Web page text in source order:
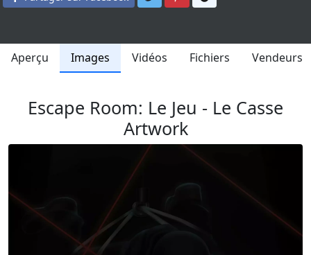
Aperçu Images Vidéos Fichiers Vendeurs
Escape Room: Le Jeu - Le Casse
Artwork